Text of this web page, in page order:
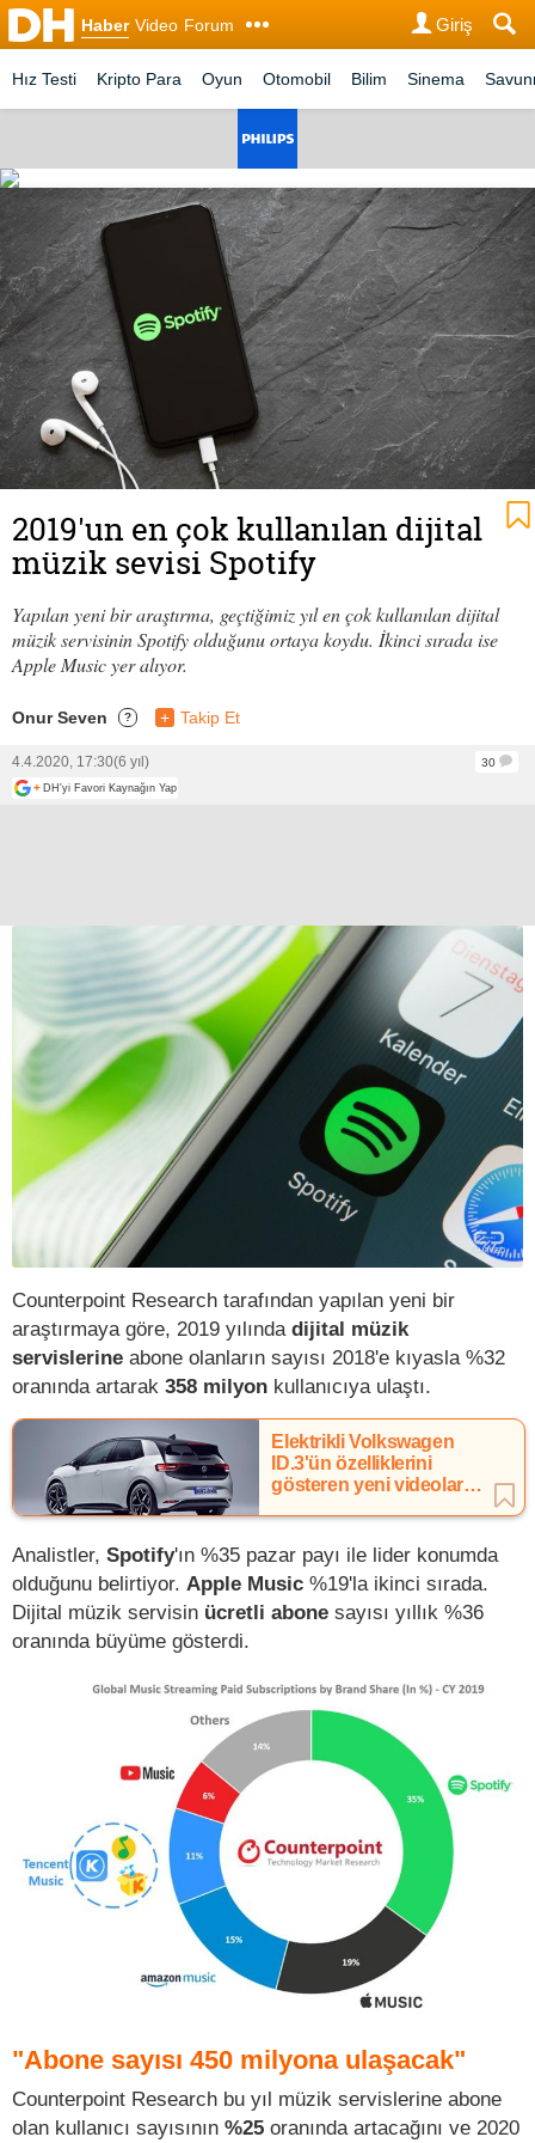
Haber Video Forum Giriş
Hız Testi Kripto Para Oyun Otomobil Bilim Sinema
2019'un en çok kullanılan dijital
müzik sevisi Spotify
Yapılan yeni bir araştırma, geçtiğimiz yıl en çok kullanılan dijital
müzik servisinin Spotify olduğunu ortaya koydu. İkinci sırada ise
Apple Music yer alıyor.
Onur Seven ? + Takip Et
4.4.2020, 17:30(6 yıl)
30
+ DH'yi Favori Kaynağın Yap
Counterpoint Research tarafından yapılan yeni bir
araştırmaya göre, 2019 yılında dijital müzik
servislerine abone olanların sayısı 2018'e kıyasla %32
oranında artarak 358 milyon kullanıcıya ulaştı.
Elektrikli Volkswagen
ID.3'ün özelliklerini
gösteren yeni videolar
Analistler, Spotify'ın %35 pazar payı ile lider konumda
olduğunu belirtiyor. Apple Music %19'la ikinci sırada.
Dijital müzik servisin ücretli abone sayısı yıllık %36
oranında büyüme gösterdi.
"Abone sayısı 450 milyona ulaşacak"
Counterpoint Research bu yıl müzik servislerine abone
olan kullanıcı sayısının %25 oranında artacağını ve 2020